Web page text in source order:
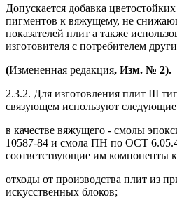
Допускается добавка
пигментов к вяжущему, не
показателей плит а также
изготовителя с потребителем
(Измененная редакция, Изм. № 2).
2.3.2. Для изготовления плит III
связующем используют
в качестве вяжущего - смолы
10587-84 и смола ПН по ОСТ
соответствующие им компоненты
отходы от производства плит из
искусственных блоков;